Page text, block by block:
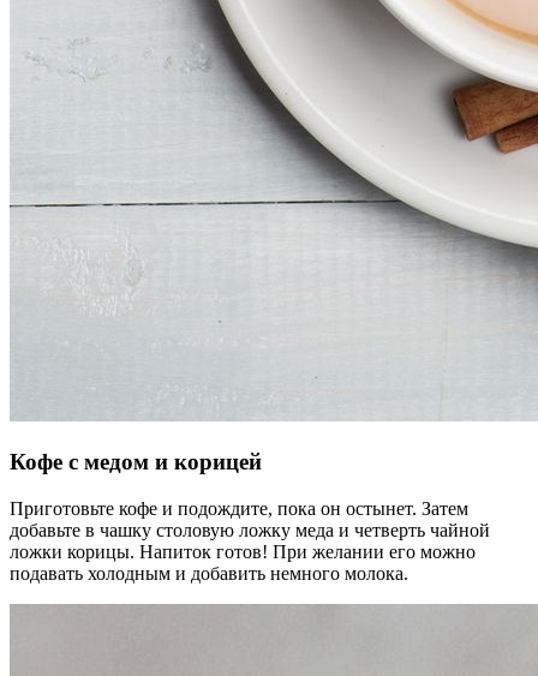
Кофе с медом и корицей
Приготовьте кофе и подождите, пока он остынет. Затем
добавьте в чашку столовую ложку меда и четверть чайной
ложки корицы. Напиток готов! При желании его можно
подавать холодным и добавить немного молока.